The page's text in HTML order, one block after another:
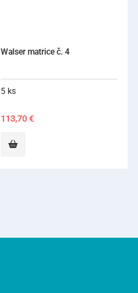
Walser matrice č. 4
5 ks
113,70 €